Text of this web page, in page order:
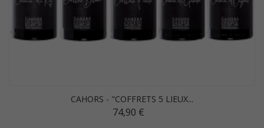
CAHORS - "COFFRETS 5 LIEUX...
74,90 €